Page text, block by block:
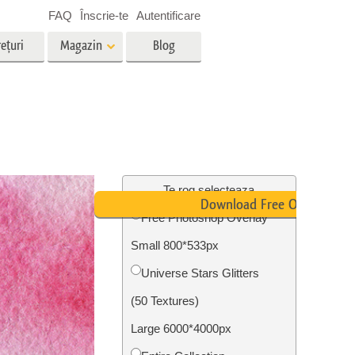
a
Foto Restaurare Servicii
Magazin Blog
FAQ Înscrie-te Autentificare
Te rog selecteaza
Free Photoshop Overlay
Small 800*533px
Universe Stars Glitters
(50 Textures)
Large 6000*4000px
Download Free Overlay